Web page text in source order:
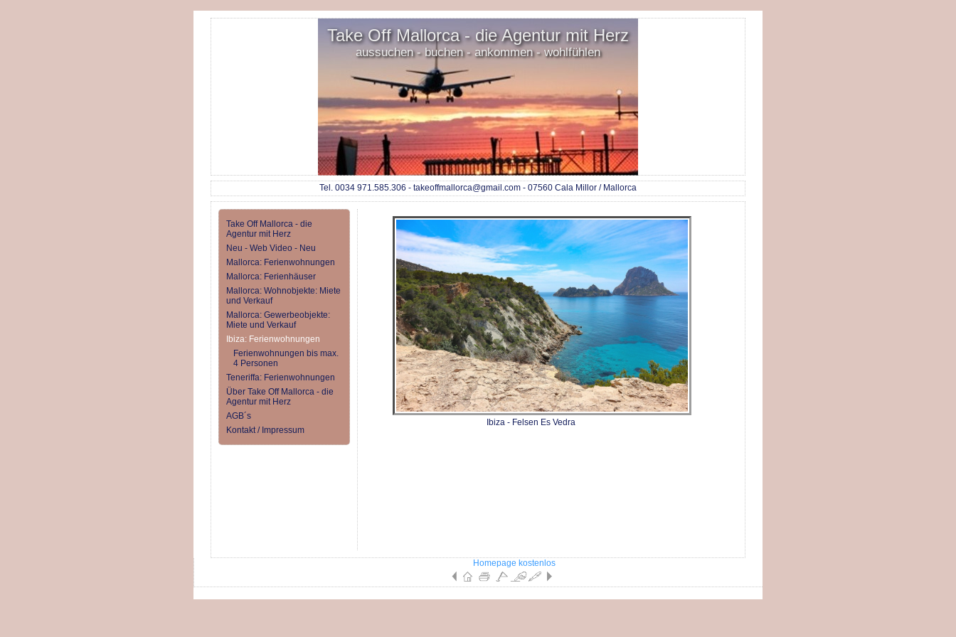
Take Off Mallorca - die Agentur mit Herz
aussuchen - buchen - ankommen - wohlfühlen
Tel. 0034 971.585.306 - takeoffmallorca@gmail.com - 07560 Cala Millor / Mallorca
Take Off Mallorca - die
Agentur mit Herz
Neu - Web Video - Neu
Mallorca: Ferienwohnungen
Mallorca: Ferienhäuser
Mallorca: Wohnobjekte: Miete
und Verkauf
Mallorca: Gewerbeobjekte:
Miete und Verkauf
Ibiza: Ferienwohnungen
Ferienwohnungen bis max.
4 Personen
Teneriffa: Ferienwohnungen
Über Take Off Mallorca - die
Agentur mit Herz
AGB´s
Kontakt / Impressum
Ibiza - Felsen Es Vedra
Homepage kostenlos